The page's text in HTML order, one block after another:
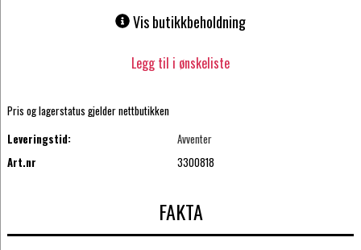
Vis butikkbeholdning
Legg til i ønskeliste
Pris og lagerstatus gjelder nettbutikken
Leveringstid:
Avventer
Art.nr
3300818
FAKTA